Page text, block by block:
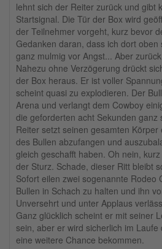
lehnt sich der Reiter zurück und gibt
Startsignal. Die Tür der Box wird
der Teilnehmer vorgeht, kurz bevor
Gedanken daran, dass ich dort
ganz mulmig vor Angst... Aber
Nahezu ohne Verzögerung drückt
der Box heraus. Er ist voller
scheint quasi zu explodieren. Der
Arena und verlangt dem Cowboy
die geforderten acht Sekunden ganz
Reiter setzt seinen gesamten
des Bullen abzufangen und
gleich geschafft haben. Oh nein,
der Sturz. Schade, dieser Ritt bleibt
Sofort eilen zwei sogenannte Rodeo
Bullen in Schach zu halten und ihn
Unversehrt und unter Applaus
Ganz glücklich scheint er mit seiner
sein, aber er wird sicherlich im
eine weitere Chance bekommen.